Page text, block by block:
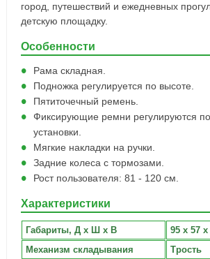
город, путешествий и ежедневных
детскую площадку.
Особенности
Рама складная.
Подножка регулируется по высоте.
Пятиточечный ремень.
Фиксирующие ремни регулируются
установки.
Мягкие накладки на ручки.
Задние колеса с тормозами.
Рост пользователя: 81 - 120 см.
Характеристики
Габариты, Д х Ш х В
95 х 57
Механизм складывания
Трость